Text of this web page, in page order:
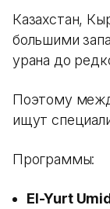
Казахстан,
большими
урана до
Поэтому
ищут
Программы:
El-Yurt